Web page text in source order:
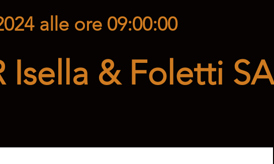
alle ore 09:00:00
Isella & Foletti SA